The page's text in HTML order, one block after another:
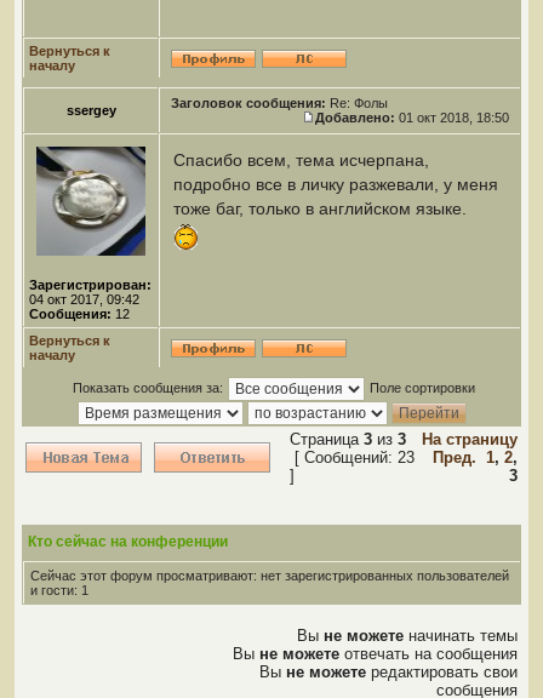
Вернуться к
началу
ssergey Заголовок сообщения: Re: Фолы
Добавлено: 01 окт 2018, 18:50
Зарегистрирован:
04 окт 2017, 09:42
Сообщения: 12
Спасибо всем, тема исчерпана,
подробно все в личку разжевали, у меня
тоже баг, только в английском языке.
Вернуться к
началу
Показать сообщения за: Поле сортировки
Страница 3 из 3
[ Сообщений: 23
]
На страницу
Пред. 1, 2,
3
Кто сейчас на конференции
Сейчас этот форум просматривают: нет зарегистрированных пользователей
и гости: 1
Вы не можете начинать темы
Вы не можете отвечать на сообщения
Вы не можете редактировать свои
сообщения